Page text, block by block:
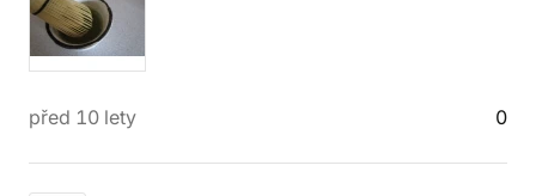
před 10 lety 0